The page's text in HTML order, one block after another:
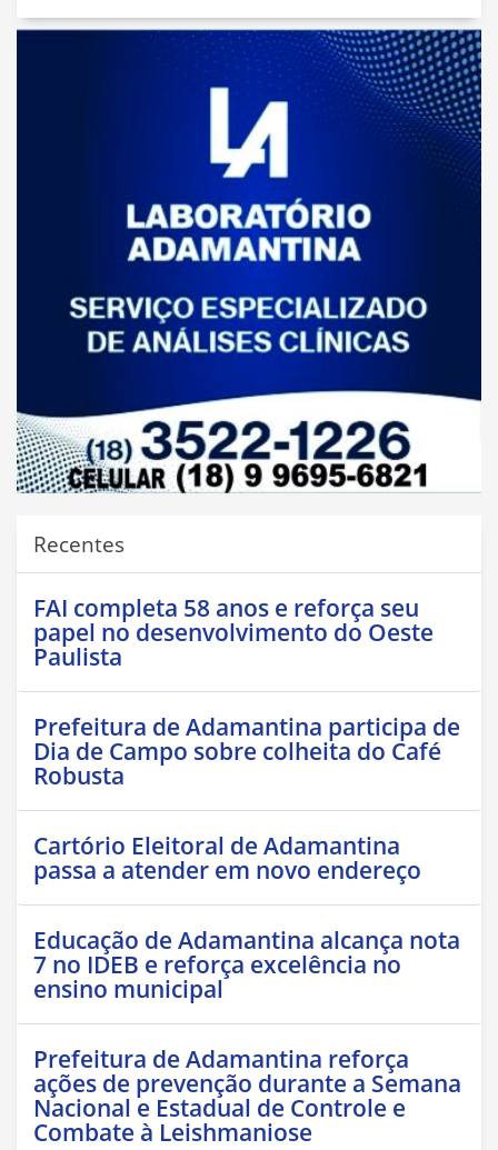
Recentes
FAI completa 58 anos e reforça seu
papel no desenvolvimento do Oeste
Paulista
Prefeitura de Adamantina participa de
Dia de Campo sobre colheita do Café
Robusta
Cartório Eleitoral de Adamantina
passa a atender em novo endereço
Educação de Adamantina alcança nota
7 no IDEB e reforça excelência no
ensino municipal
Prefeitura de Adamantina reforça
ações de prevenção durante a Semana
Nacional e Estadual de Controle e
Combate à Leishmaniose